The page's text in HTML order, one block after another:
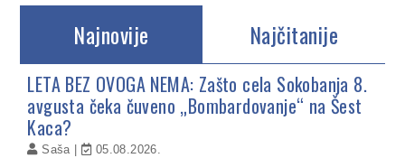
Najnovije Najčitanije
LETA BEZ OVOGA NEMA: Zašto cela Sokobanja 8.
avgusta čeka čuveno „Bombardovanje“ na Šest
Kaca?
Saša 05.08.2026.